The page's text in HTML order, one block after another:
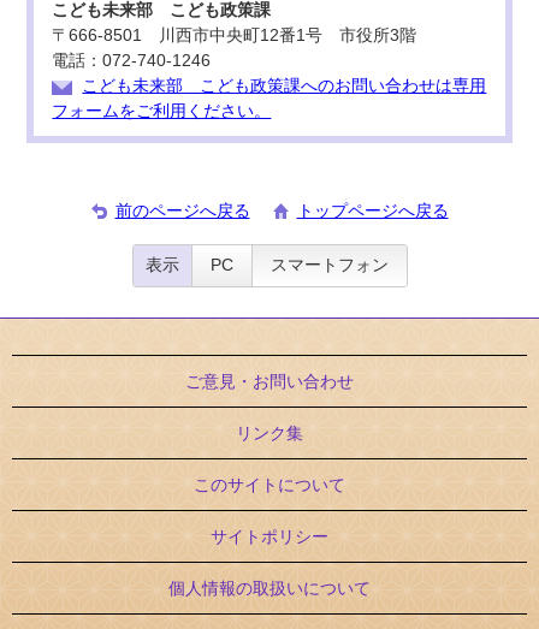
こども未来部 こども政策課
〒666-8501 川西市中央町12番1号 市役所3階
電話：072-740-1246
こども未来部 こども政策課へのお問い合わせは専用
フォームをご利用ください。
前のページへ戻る トップページへ戻る
表示 PC スマートフォン
ご意見・お問い合わせ
リンク集
このサイトについて
サイトポリシー
個人情報の取扱いについて